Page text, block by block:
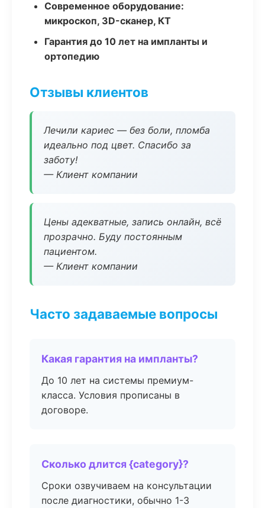
Современное оборудование:
микроскоп, 3D-сканер, КТ
Гарантия до 10 лет на импланты и
ортопедию
Отзывы клиентов
Лечили кариес — без боли, пломба
идеально под цвет. Спасибо за
заботу!
— Клиент компании
Цены адекватные, запись онлайн, всё
прозрачно. Буду постоянным
пациентом.
— Клиент компании
Часто задаваемые вопросы
Какая гарантия на импланты?
До 10 лет на системы премиум-
класса. Условия прописаны в
договоре.
Сколько длится {category}?
Сроки озвучиваем на консультации
после диагностики, обычно 1-3